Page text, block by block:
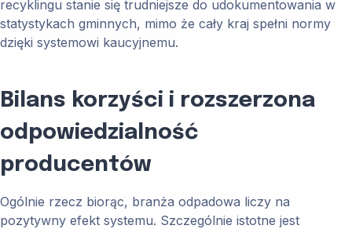
recyklingu stanie się trudniejsze do udokumentowania w
statystykach gminnych, mimo że cały kraj spełni normy
dzięki systemowi kaucyjnemu.
Bilans korzyści i rozszerzona
odpowiedzialność
producentów
Ogólnie rzecz biorąc, branża odpadowa liczy na
pozytywny efekt systemu. Szczególnie istotne jest